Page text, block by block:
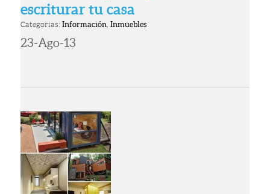
escriturar tu casa
Categorías:Información,Inmuebles
23-Ago-13